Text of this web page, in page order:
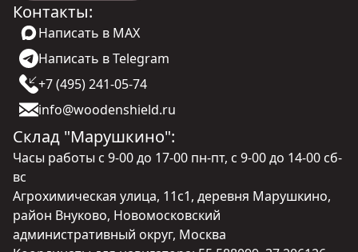
Контакты:
Написать в MAX
Написать в Telegram
+7 (495) 241-05-74
info@woodenshield.ru
Склад "Марушкино":
Часы работы с 9-00 до 17-00 пн-пт, с 9-00 до 14-00 сб-
вс
Агрохимическая улица, 11с1, деревня Марушкино,
район Внуково, Новомосковский
административный округ, Москва